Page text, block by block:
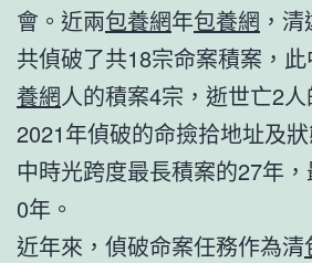
會。近兩包養網年包養網 ，
共偵破了共18宗命案積案，
養網人的積案4宗，逝世亡2
2021年偵破的命撿拾地址及狀
中時光跨度最長積案的27年
0年。
近年來，偵破命案任務作為清